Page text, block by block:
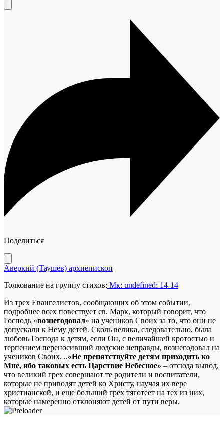
Поделиться
Аверкий (Таушев) архиепископ
Толкование на группу стихов: Мк: undefined: 14-14
Из трех Евангелистов, сообщающих об этом событии,
подробнее всех повествует св. Марк, который говорит, что
Господь «вознегодовал» на учеников Своих за то, что они не
допускали к Нему детей. Сколь велика, следовательно, была
любовь Господа к детям, если Он, с величайшей кротостью и
терпением переносивший людские неправды, вознегодовал на
учеников Своих. ..«Не препятствуйте детям приходить ко
Мне, ибо таковых есть Царствие Небесное» – отсюда вывод,
что великий грех совершают те родители и воспитатели,
которые не приводят детей ко Христу, научая их вере
христианской, и еще больший грех тяготеет на тех из них,
которые намеренно отклоняют детей от пути веры.